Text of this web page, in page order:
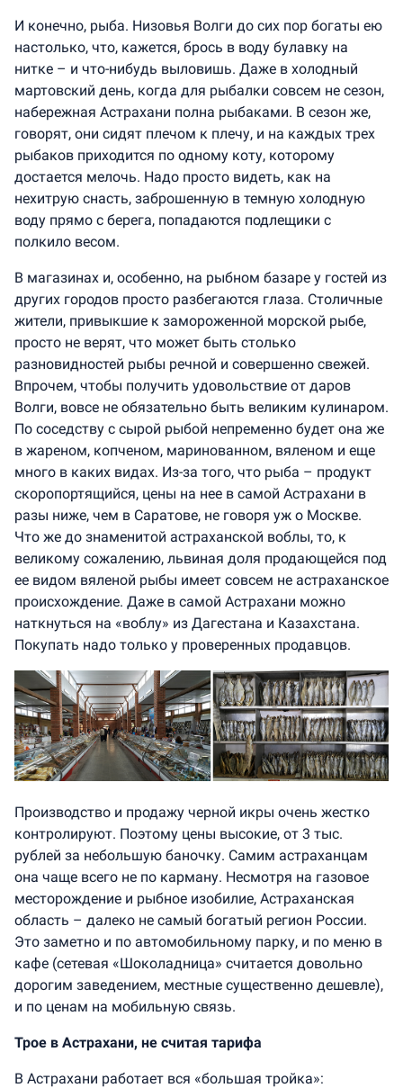
И конечно, рыба. Низовья Волги до сих пор богаты ею
настолько, что, кажется, брось в воду булавку на
нитке – и что-нибудь выловишь. Даже в холодный
мартовский день, когда для рыбалки совсем не сезон,
набережная Астрахани полна рыбаками. В сезон же,
говорят, они сидят плечом к плечу, и на каждых трех
рыбаков приходится по одному коту, которому
достается мелочь. Надо просто видеть, как на
нехитрую снасть, заброшенную в темную холодную
воду прямо с берега, попадаются подлещики с
полкило весом.
В магазинах и, особенно, на рыбном базаре у гостей из
других городов просто разбегаются глаза. Столичные
жители, привыкшие к замороженной морской рыбе,
просто не верят, что может быть столько
разновидностей рыбы речной и совершенно свежей.
Впрочем, чтобы получить удовольствие от даров
Волги, вовсе не обязательно быть великим кулинаром.
По соседству с сырой рыбой непременно будет она же
в жареном, копченом, маринованном, вяленом и еще
много в каких видах. Из-за того, что рыба – продукт
скоропортящийся, цены на нее в самой Астрахани в
разы ниже, чем в Саратове, не говоря уж о Москве.
Что же до знаменитой астраханской воблы, то, к
великому сожалению, львиная доля продающейся под
ее видом вяленой рыбы имеет совсем не астраханское
происхождение. Даже в самой Астрахани можно
наткнуться на «воблу» из Дагестана и Казахстана.
Покупать надо только у проверенных продавцов.
Производство и продажу черной икры очень жестко
контролируют. Поэтому цены высокие, от 3 тыс.
рублей за небольшую баночку. Самим астраханцам
она чаще всего не по карману. Несмотря на газовое
месторождение и рыбное изобилие, Астраханская
область – далеко не самый богатый регион России.
Это заметно и по автомобильному парку, и по меню в
кафе (сетевая «Шоколадница» считается довольно
дорогим заведением, местные существенно дешевле),
и по ценам на мобильную связь.
Трое в Астрахани, не считая тарифа
В Астрахани работает вся «большая тройка»: